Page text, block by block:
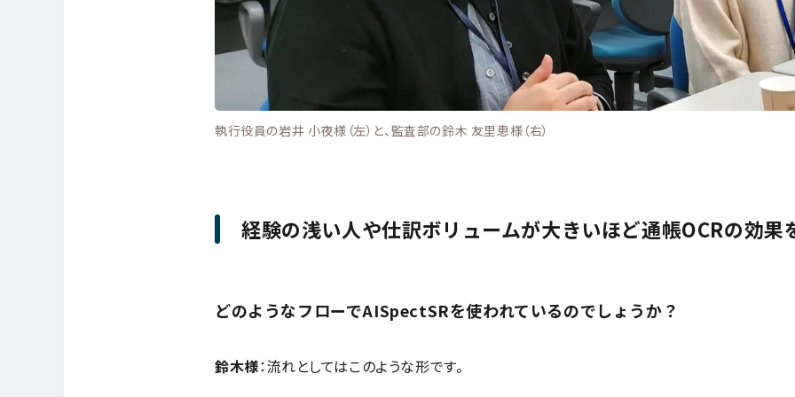
執行役員の岩井 小夜様（左）と、監査部の鈴木 友里恵様（右）
経験の浅い人や仕訳ボリュームが大きいほど通帳OCRの効果
どのようなフローでAISpectSRを使われているのでしょうか？
鈴木様：流れとしてはこのような形です。